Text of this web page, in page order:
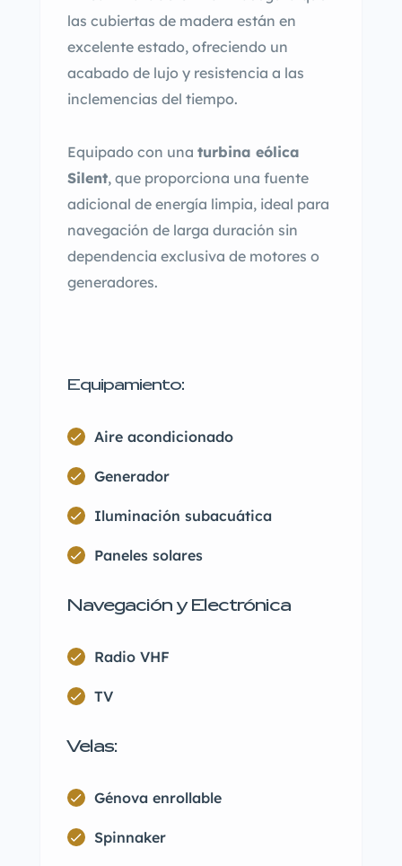
las cubiertas de madera están en
excelente estado, ofreciendo un
acabado de lujo y resistencia a las
inclemencias del tiempo.
Equipado con una turbina eólica
Silent, que proporciona una fuente
adicional de energía limpia, ideal para
navegación de larga duración sin
dependencia exclusiva de motores o
generadores.
Equipamiento:
Aire acondicionado
Generador
Iluminación subacuática
Paneles solares
Navegación y Electrónica
Radio VHF
TV
Velas:
Génova enrollable
Spinnaker